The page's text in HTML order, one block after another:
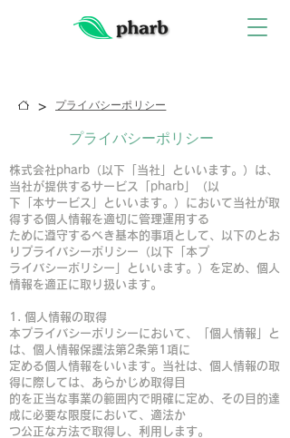
> プライバシーポリシー
​プライバシーポリシー
株式会社pharb（以下「当社」といいます。）は、
当社が提供するサービス「pharb」（以
下「本サービス」といいます。）において当社が取
得する個人情報を適切に管理運用する
ために遵守するべき基本的事項として、以下のとお
りプライバシーポリシー（以下「本プ
ライバシーポリシー」といいます。）を定め、個人
情報を適正に取り扱います。
1. 個人情報の取得
本プライバシーポリシーにおいて、「個人情報」と
は、個人情報保護法第2条第1項に
定める個人情報をいいます。当社は、個人情報の取
得に際しては、あらかじめ取得目
的を正当な事業の範囲内で明確に定め、その目的達
成に必要な限度において、適法か
つ公正な方法で取得し、利用します。